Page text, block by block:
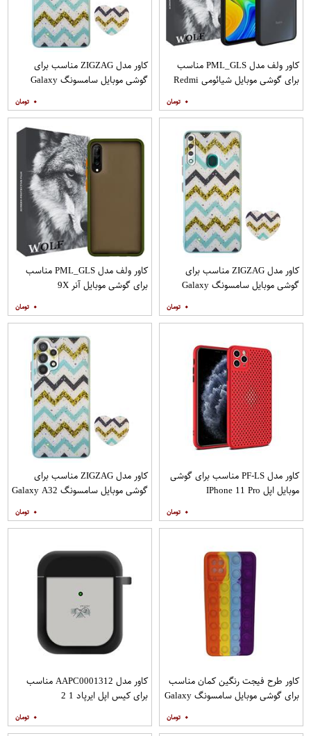
کاور ولف مدل PML_GLS مناسب
برای گوشی موبایل شیائومی Redmi
۰
کاور مدل ZIGZAG مناسب برای
گوشی موبایل سامسونگ Galaxy
۰
کاور مدل ZIGZAG مناسب برای
گوشی موبایل سامسونگ Galaxy
۰
کاور ولف مدل PML_GLS مناسب
برای گوشی موبایل آنر 9X
۰
کاور مدل PF-LS مناسب برای گوشی
موبایل اپل IPhone 11 Pro
۰
کاور مدل ZIGZAG مناسب برای
گوشی موبایل سامسونگ Galaxy A32
۰
کاور طرح فیجت رنگین کمان مناسب
برای گوشی موبایل سامسونگ Galaxy
۰
کاور مدل AAPC0001312 مناسب
برای کیس اپل ایرپاد 1 2
۰